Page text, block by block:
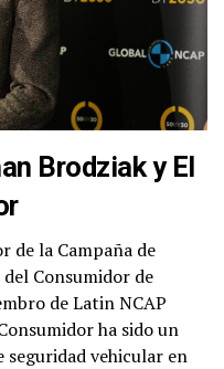
Brodziak y El
de la Campaña de
Consumidor de
de Latin NCAP
ha sido un
vehicular en